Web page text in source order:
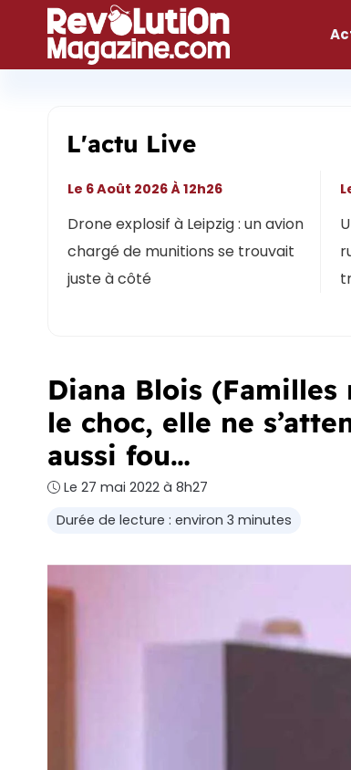
contenu
L'actu Live
Drone explosif à Leipzig : un avion
chargé de munitions se trouvait
juste à côté
Le 6 Août 2026 À 12h26
Diana Blois
le choc, elle ne
aussi fou…
Le 27 mai 2022 à 8h27
Durée de lecture : environ 3 minutes